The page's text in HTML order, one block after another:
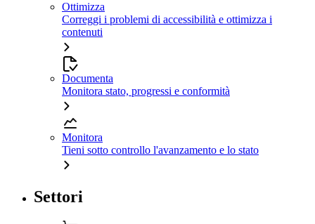
Ottimizza
Correggi i problemi di accessibilità e ottimizza i
contenuti
Documenta
Monitora stato, progressi e conformità
Monitora
Tieni sotto controllo l'avanzamento e lo stato
Settori